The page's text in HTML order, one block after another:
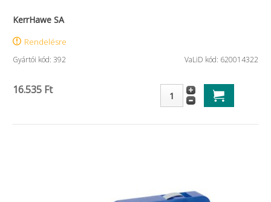
KerrHawe SA
Rendelésre
Gyártói kód: 392 VaLiD kód: 620014322
16.535 Ft